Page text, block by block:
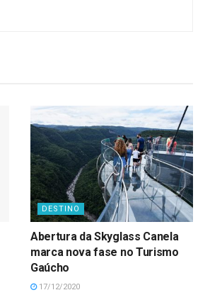
DESTINO
Abertura da Skyglass Canela
marca nova fase no Turismo
Gaúcho
17/12/2020